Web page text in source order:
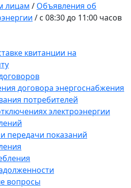
лицам / Объявления об
/ c 08:30 до 11:00 часов
квитанции на
договора энергоснабжения
потребителей
электроэнергии
передачи показаний
вопросы